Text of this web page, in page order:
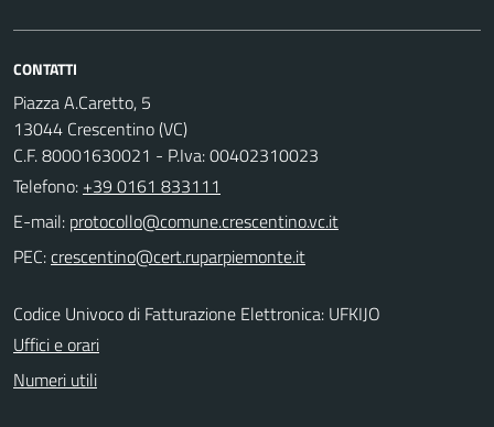
CONTATTI
Piazza A.Caretto, 5
13044 Crescentino (VC)
C.F. 80001630021 - P.Iva: 00402310023
Telefono: +39 0161 833111
E-mail:
PEC:
Codice Univoco di Fatturazione Elettronica: UFKIJO
Uffici e orari
Numeri utili